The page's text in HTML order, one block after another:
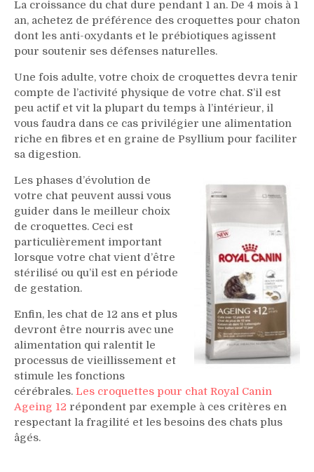
La croissance du chat dure pendant 1 an. De 4 mois à 1
an, achetez de préférence des croquettes pour chaton
dont les anti-oxydants et le prébiotiques agissent
pour soutenir ses défenses naturelles.
Une fois adulte, votre choix de croquettes devra tenir
compte de l’activité physique de votre chat. S’il est
peu actif et vit la plupart du temps à l’intérieur, il
vous faudra dans ce cas privilégier une alimentation
riche en fibres et en graine de Psyllium pour faciliter
sa digestion.
Les phases d’évolution de
votre chat peuvent aussi vous
guider dans le meilleur choix
de croquettes. Ceci est
particulièrement important
lorsque votre chat vient d’être
stérilisé ou qu’il est en période
de gestation.
Enfin, les chat de 12 ans et plus
devront être nourris avec une
alimentation qui ralentit le
processus de vieillissement et
stimule les fonctions
cérébrales. Les croquettes pour chat Royal Canin
Ageing 12 répondent par exemple à ces critères en
respectant la fragilité et les besoins des chats plus
âgés.